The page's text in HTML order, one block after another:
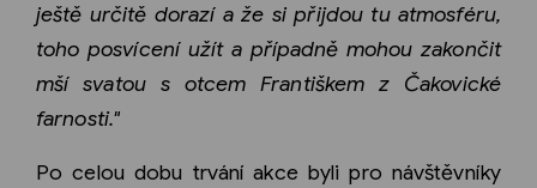
ještě určitě dorazí a že si přijdou tu atmosféru,
toho posvícení užít a případně mohou zakončit
mší svatou s otcem Františkem z Čakovické
farnosti."
Po celou dobu trvání akce byli pro návštěvníky